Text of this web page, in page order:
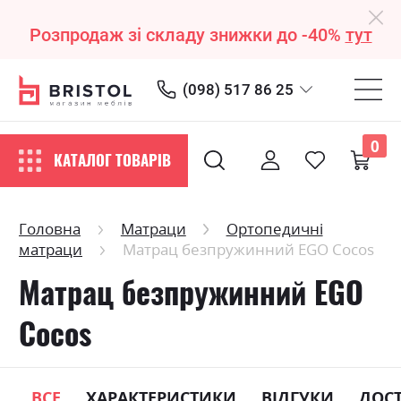
Розпродаж зі складу знижки до -40% тут
(098) 517 86 25
КАТАЛОГ ТОВАРІВ
0
Головна Матраци
Ортопедичні
матраци
Матрац безпружинний EGO Сосоs
Матрац безпружинний EGO
Сосоs